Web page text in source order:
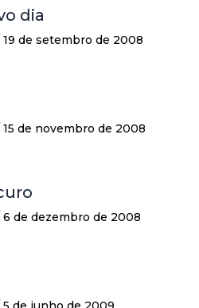
dia
19 de setembro de 2008
15 de novembro de 2008
6 de dezembro de 2008